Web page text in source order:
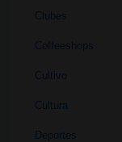
Clubes
Coffeeshops
Cultivo
Cultura
Deportes